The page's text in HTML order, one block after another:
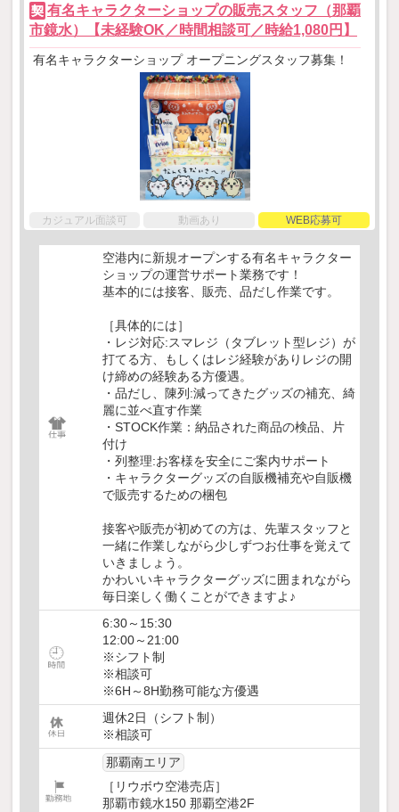
契 有名キャラクターショップの販売スタッフ（那覇
市鏡水）【未経験OK／時間相談可／時給1,080円】
有名キャラクターショップ オープニングスタッフ募集！
カジュアル面談可 動画あり WEB応募可
空港内に新規オープンする有名キャラクター
ショップの運営サポート業務です！
基本的には接客、販売、品だし作業です。
［具体的には］
・レジ対応:スマレジ（タブレット型レジ）が
打てる方、もしくはレジ経験がありレジの開
け締めの経験ある方優遇。
・品だし、陳列:減ってきたグッズの補充、綺
麗に並べ直す作業
・STOCK作業：納品された商品の検品、片
付け
・列整理:お客様を安全にご案内サポート
・キャラクターグッズの自販機補充や自販機
で販売するための梱包
接客や販売が初めての方は、先輩スタッフと
一緒に作業しながら少しずつお仕事を覚えて
いきましょう。
かわいいキャラクターグッズに囲まれながら
毎日楽しく働くことができますよ♪
6:30～15:30
12:00～21:00
※シフト制
※相談可
※6H～8H勤務可能な方優遇
週休2日（シフト制）
※相談可
那覇南エリア
［リウボウ空港売店］
那覇市鏡水150 那覇空港2F